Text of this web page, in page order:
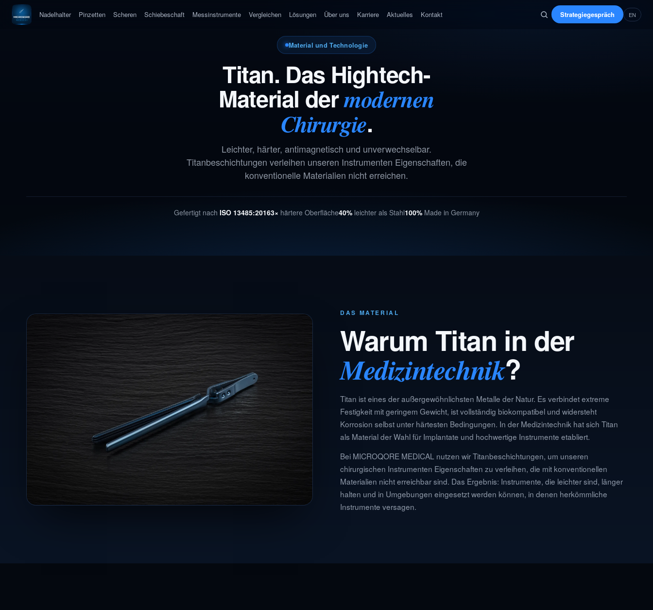
Nadelhalter Pinzetten Scheren Schiebeschaft Messinstrumente Vergleichen Lösungen Über uns Karriere Aktuelles Kontakt Strategiegespräch EN
Material und Technologie
Titan. Das Hightech-
Material dermodernen
Chirurgie.
Leichter, härter, antimagnetisch und unverwechselbar.
Titanbeschichtungen verleihen unseren Instrumenten Eigenschaften, die
konventionelle Materialien nicht erreichen.
Gefertigt nach ISO 13485:20163× härtere Oberfläche40%leichter als Stahl100%Made in Germany
DAS MATERIAL
Warum Titan in der
Medizintechnik?
Titan ist eines der außergewöhnlichsten Metalle der Natur. Es verbindet extreme
Festigkeit mit geringem Gewicht, ist vollständig biokompatibel und widersteht
Korrosion selbst unter härtesten Bedingungen. In der Medizintechnik hat sich Titan
als Material der Wahl für Implantate und hochwertige Instrumente etabliert.
Bei MICROQORE MEDICAL nutzen wir Titanbeschichtungen, um unseren
chirurgischen Instrumenten Eigenschaften zu verleihen, die mit konventionellen
Materialien nicht erreichbar sind. Das Ergebnis: Instrumente, die leichter sind, länger
halten und in Umgebungen eingesetzt werden können, in denen herkömmliche
Instrumente versagen.